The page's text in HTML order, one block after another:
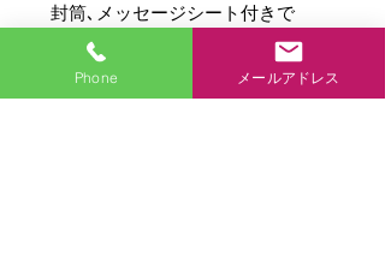
封筒､メッセージシート付きで
す。※在庫限りです。
Phone メールアドレス